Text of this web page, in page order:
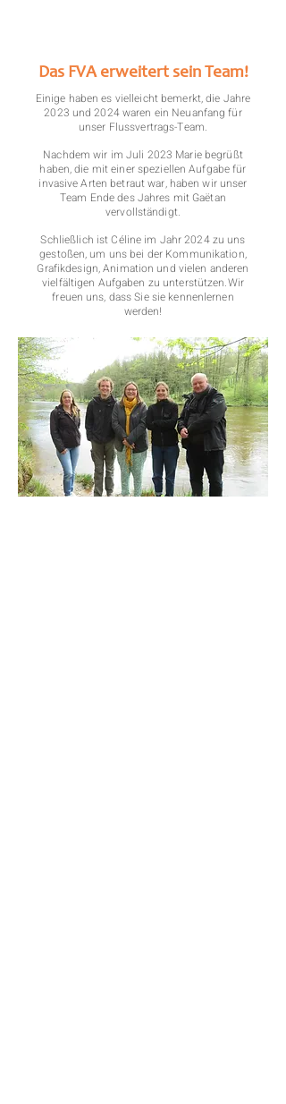
Das FVA erweitert sein Team!
Einige haben es vielleicht bemerkt, die Jahre
2023 und 2024 waren ein Neuanfang für
unser Flussvertrags-Team.
Nachdem wir im Juli 2023 Marie begrüßt
haben, die mit einer speziellen Aufgabe für
invasive Arten betraut war, haben wir unser
Team Ende des Jahres mit Gaëtan
vervollständigt.
Schließlich ist Céline im Jahr 2024 zu uns
gestoßen, um uns bei der Kommunikation,
Grafikdesign, Animation und vielen anderen
vielfältigen Aufgaben zu unterstützen.Wir
freuen uns, dass Sie sie kennenlernen
werden!